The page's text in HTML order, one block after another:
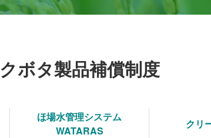
クボタ製品補償制度
ほ場水管理システム
WATARAS
クリ